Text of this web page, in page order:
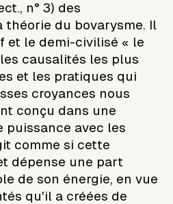
n° 3) des
théorie du bovarysme. Il
et le demi-civilisé « le
causalités les plus
et les pratiques qui
croyances nous
conçu dans une
puissance avec les
comme si cette
dépense une part
de son énergie, en vue
qu'il a créées de